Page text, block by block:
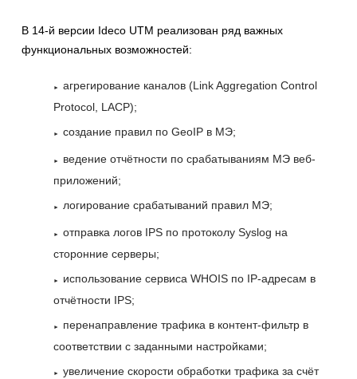
В 14-й версии Ideco UTM реализован ряд важных
функциональных возможностей:
агрегирование каналов (Link Aggregation Control
Protocol, LACP);
создание правил по GeoIP в МЭ;
ведение отчётности по срабатываниям МЭ веб-
приложений;
логирование срабатываний правил МЭ;
отправка логов IPS по протоколу Syslog на
сторонние серверы;
использование сервиса WHOIS по IP-адресам в
отчётности IPS;
перенаправление трафика в контент-фильтр в
соответствии с заданными настройками;
увеличение скорости обработки трафика за счёт